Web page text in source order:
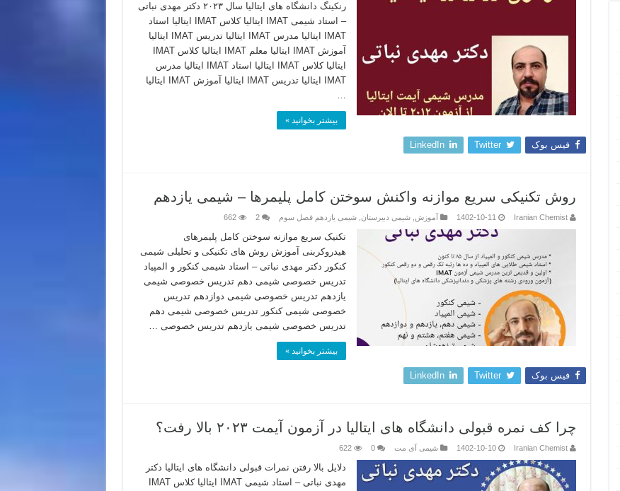
رنکینگ دانشگاه های ایتالیا سال ۲۰۲۳ دکتر مهدی نباتی
– استاد شیمی IMAT ایتالیا کلاس IMAT ایتالیا استاد
IMAT ایتالیا مدرس IMAT ایتالیا تدریس IMAT ایتالیا
آموزش IMAT ایتالیا معلم IMAT ایتالیا کلاس IMAT
ایتالیا کلاس IMAT ایتالیا استاد IMAT ایتالیا مدرس
IMAT ایتالیا تدریس IMAT ایتالیا آموزش IMAT ایتالیا
…
بیشتر بخوانید »
فیس بوک Twitter
LinkedIn
روش تکنیکی سریع موازنه واکنش سوختن کامل پلیمرها – شیمی یازدهم
Iranian Chemist
1402-10-11 آموزش ,شیمی دبیرستان ,شیمی یازدهم فصل سوم 2
662
تکنیک سریع موازنه سوختن کامل پلیمرهای
هیدروکربنی آموزش روش های تکنیکی و تحلیلی شیمی
کنکور دکتر مهدی نباتی – استاد شیمی کنکور و المپیاد
تدریس خصوصی شیمی دهم تدریس خصوصی شیمی
یازدهم تدریس خصوصی شیمی دوازدهم تدریس
خصوصی شیمی کنکور تدریس خصوصی شیمی دهم
تدریس خصوصی شیمی یازدهم تدریس خصوصی …
بیشتر بخوانید »
فیس بوک Twitter
LinkedIn
چرا کف نمره قبولی دانشگاه های ایتالیا در آزمون آیمت ۲۰۲۳ بالا رفت؟
Iranian Chemist
1402-10-10 شیمی آی مت 0
622
دلایل بالا رفتن نمرات قبولی دانشگاه های ایتالیا دکتر
مهدی نباتی – استاد شیمی IMAT ایتالیا کلاس IMAT